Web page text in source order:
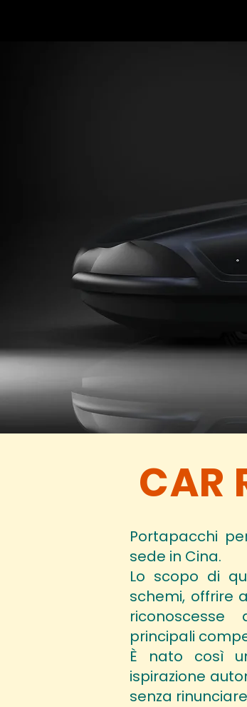
CAR
Portapacchi
sede in Cina.
Lo scopo di
schemi, offrire
principali
È nato così
ispirazione
senza